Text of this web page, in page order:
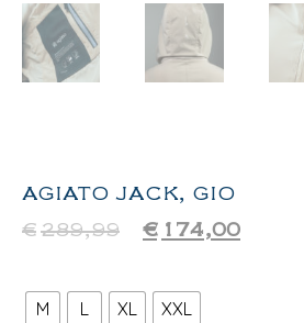
AGIATO JACK, GIO
€289,99 € 174,00
M L XL XXL